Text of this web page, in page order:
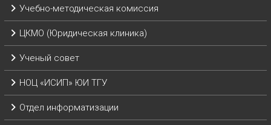
Учебно-методическая комиссия
ЦКМО (Юридическая клиника)
Ученый совет
НОЦ «ИСИП» ЮИ ТГУ
Отдел информатизации